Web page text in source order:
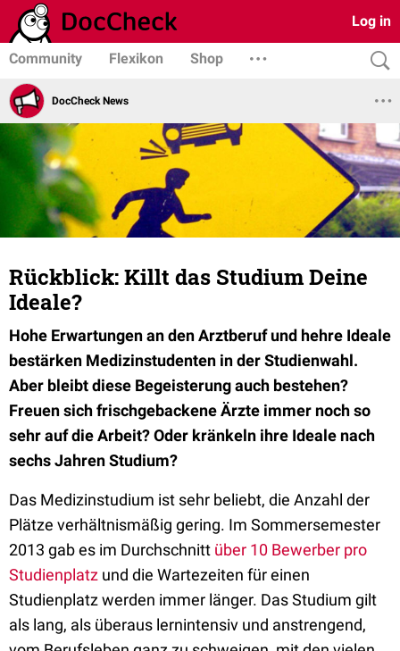
Log in
Community Flexikon Shop
DocCheck News
Rückblick: Killt das Studium Deine
Ideale?
Hohe Erwartungen an den Arztberuf und hehre Ideale
bestärken Medizinstudenten in der Studienwahl.
Aber bleibt diese Begeisterung auch bestehen?
Freuen sich frischgebackene Ärzte immer noch so
sehr auf die Arbeit? Oder kränkeln ihre Ideale nach
sechs Jahren Studium?
Das Medizinstudium ist sehr beliebt, die Anzahl der
Plätze verhältnismäßig gering. Im Sommersemester
2013 gab es im Durchschnitt über 10 Bewerber pro
Studienplatz und die Wartezeiten für einen
Studienplatz werden immer länger. Das Studium gilt
als lang, als überaus lernintensiv und anstrengend,